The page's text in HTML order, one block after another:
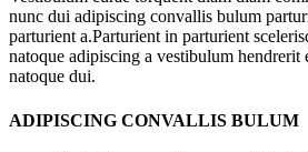
nunc dui adipiscing convallis bulum
parturient a.Parturient in parturient
natoque adipiscing a vestibulum hendrerit
natoque dui.
ADIPISCING CONVALLIS BULUM